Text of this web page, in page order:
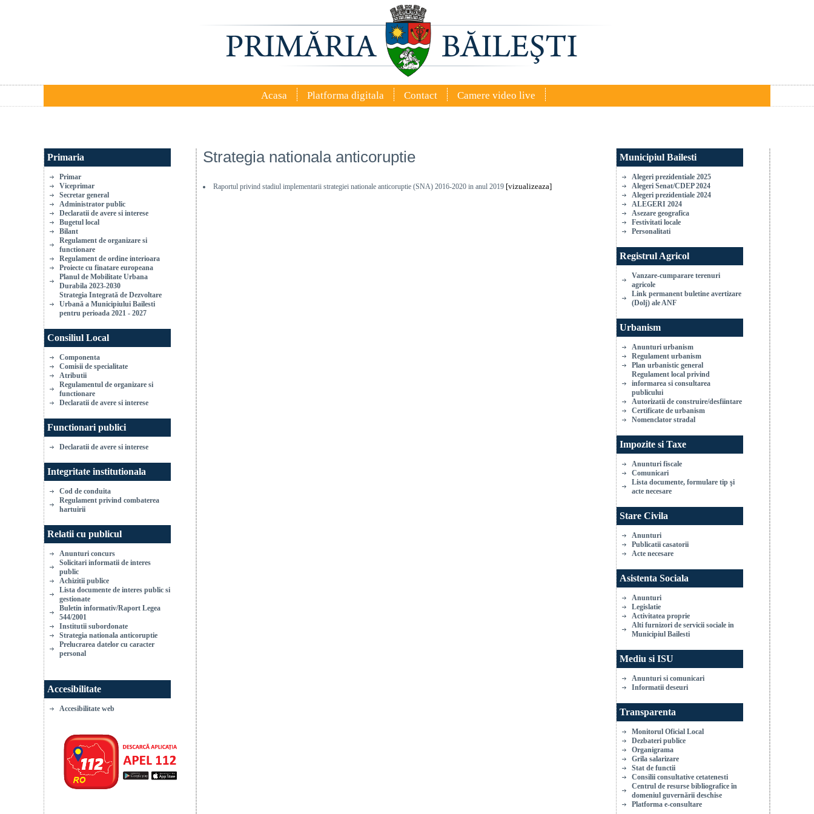
Acasa Platforma digitala Contact Camere video live
Primaria
Primar
Viceprimar
Secretar general
Administrator public
Declaratii de avere si interese
Bugetul local
Bilant
Regulament de organizare si
functionare
Regulament de ordine interioara
Proiecte cu finatare europeana
Planul de Mobilitate Urbana
Durabila 2023-2030
Strategia Integrată de Dezvoltare
Urbană a Municipiului Bailesti
pentru perioada 2021 - 2027
Consiliul Local
Componenta
Comisii de specialitate
Atributii
Regulamentul de organizare si
functionare
Declaratii de avere si interese
Functionari publici
Declaratii de avere si interese
Integritate institutionala
Cod de conduita
Regulament privind combaterea
hartuirii
Relatii cu publicul
Anunturi concurs
Solicitari informatii de interes
public
Achizitii publice
Lista documente de interes public si
gestionate
Buletin informativ/Raport Legea
544/2001
Institutii subordonate
Strategia nationala anticoruptie
Prelucrarea datelor cu caracter
personal
Accesibilitate
Accesibilitate web
Strategia nationala anticoruptie
Raportul privind stadiul implementarii strategiei nationale anticoruptie (SNA) 2016-2020 in anul 2019 [vizualizeaza]
Municipiul Bailesti
Alegeri prezidentiale 2025
Alegeri Senat/CDEP 2024
Alegeri prezidentiale 2024
ALEGERI 2024
Asezare geografica
Festivitati locale
Personalitati
Registrul Agricol
Vanzare-cumparare terenuri
agricole
Link permanent buletine avertizare
(Dolj) ale ANF
Urbanism
Anunturi urbanism
Regulament urbanism
Plan urbanistic general
Regulament local privind
informarea si consultarea
publicului
Autorizatii de construire/desfiintare
Certificate de urbanism
Nomenclator stradal
Impozite si Taxe
Anunturi fiscale
Comunicari
Lista documente, formulare tip şi
acte necesare
Stare Civila
Anunturi
Publicatii casatorii
Acte necesare
Asistenta Sociala
Anunturi
Legislatie
Activitatea proprie
Alti furnizori de servicii sociale in
Municipiul Bailesti
Mediu si ISU
Anunturi si comunicari
Informatii deseuri
Transparenta
Monitorul Oficial Local
Dezbateri publice
Organigrama
Grila salarizare
Stat de functii
Consilii consultative cetatenesti
Centrul de resurse bibliografice în
domeniul guvernării deschise
Platforma e-consultare